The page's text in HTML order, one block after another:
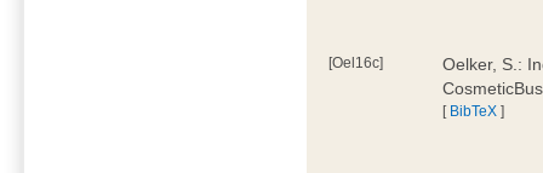
[Oel16c]
Oelker, S.:
[ BibTeX ]